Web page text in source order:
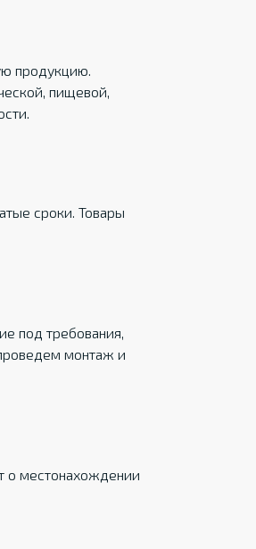
продукцию.
пищевой,
сроки. Товары
под требования,
монтаж и
о местонахождении